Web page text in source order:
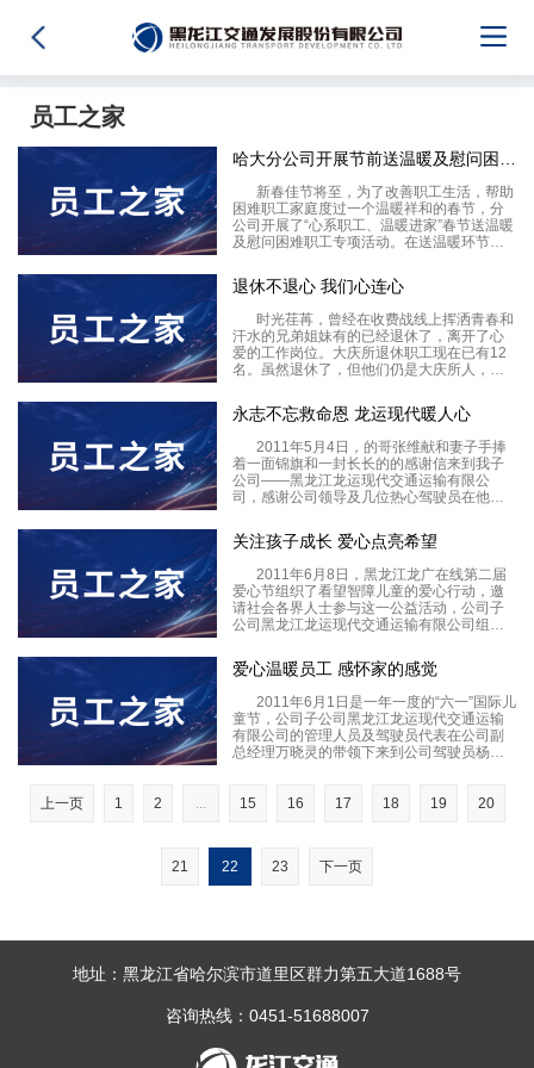
员工之家
新春佳节将至，为了改善职工生活，帮助
困难职工家庭度过一个温暖祥和的春节，分
公司开展了“心系职工、温暖进家”春节送温暖
及慰问困难职工专项活动。在送温暖环节
问金，用于慰问一线和普通困难职工，共同
欢度春节。同时，为切实做好慰问工作，分
公司对全线困难
退休不退心 我们心连心
时光荏苒，曾经在收费战线上挥洒青春和
汗水的兄弟姐妹有的已经退休了，离开了心
爱的工作岗位。大庆所退休职工现在已有12
名。虽然退休了，但他们仍是大庆所人，仍
祝福，送去组织大家庭温暖，大庆所一行6人
载着满满一车上好的水果，于1月28日到各位
永志不忘救命恩 龙运现代暖人心
2011年5月4日，的哥张维献和妻子手捧
着一面锦旗和一封长长的的感谢信来到我子
公司――黑龙江龙运现代交通运输有限公
司，感谢公司领导及几位热心驾驶员在他危
“争做文明使者，树立良好形象”，一直是公司
运营中的宗旨，公司的广大驾驶员们也用自
关注孩子成长 爱心点亮希望
2011年6月8日，黑龙江龙广在线第二届
爱心节组织了看望智障儿童的爱心行动，邀
请社会各界人士参与这一公益活动，公司子
公司黑龙江龙运现代交通运输有限公司组织
赠现金3000元，并赠送给学校价值三千余元
的书籍等用品。为智障儿童送去了自己的一
爱心温暖员工 感怀家的感觉
2011年6月1日是一年一度的“六一”国际儿
童节，公司子公司黑龙江龙运现代交通运输
有限公司的管理人员及驾驶员代表在公司副
总经理万晓灵的带领下来到公司驾驶员杨爱
善款交到了杨爱国夫妇的手中。同时，公司
上一页 1 2 ... 15 16 17 18 19 20
21 22 23 下一页
地址：黑龙江省哈尔滨市道里区群力第五大道1688号
咨询热线：0451-51688007